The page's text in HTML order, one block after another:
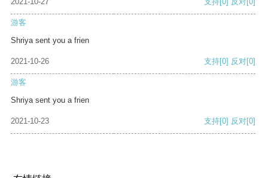
游客
Shriya sent you a frien
2021-10-26 支持[0] 反对[0]
游客
Shriya sent you a frien
2021-10-23 支持[0] 反对[0]